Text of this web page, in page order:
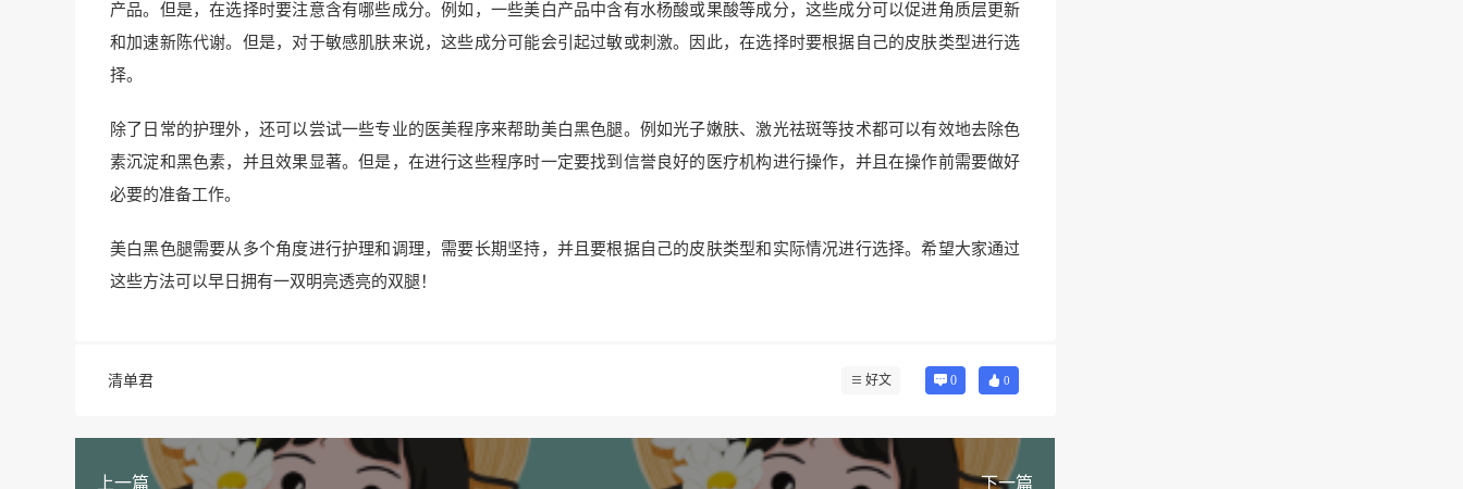
产品。但是，在选择时要注意含有哪些成分。例如，一些美白产品中含有水杨酸或果酸等成分，这些成分可以促进角质层更新
和加速新陈代谢。但是，对于敏感肌肤来说，这些成分可能会引起过敏或刺激。因此，在选择时要根据自己的皮肤类型进行选
择。
除了日常的护理外，还可以尝试一些专业的医美程序来帮助美白黑色腿。例如光子嫩肤、激光祛斑等技术都可以有效地去除色
素沉淀和黑色素，并且效果显著。但是，在进行这些程序时一定要找到信誉良好的医疗机构进行操作，并且在操作前需要做好
必要的准备工作。
美白黑色腿需要从多个角度进行护理和调理，需要长期坚持，并且要根据自己的皮肤类型和实际情况进行选择。希望大家通过
这些方法可以早日拥有一双明亮透亮的双腿！
清单君 好文 0 0
上一篇 下一篇